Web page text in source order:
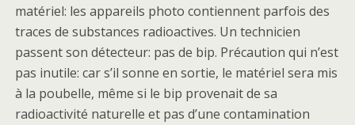
matériel: les appareils photo contiennent parfois des
traces de substances radioactives. Un technicien
passent son détecteur: pas de bip. Précaution qui n’est
pas inutile: car s’il sonne en sortie, le matériel sera mis
à la poubelle, même si le bip provenait de sa
radioactivité naturelle et pas d’une contamination